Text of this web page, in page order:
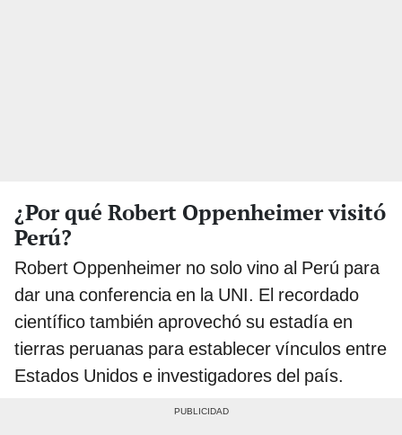
¿Por qué Robert Oppenheimer visitó
Perú?
Robert Oppenheimer no solo vino al Perú para
dar una conferencia en la UNI. El recordado
científico también aprovechó su estadía en
tierras peruanas para establecer vínculos entre
Estados Unidos e investigadores del país.